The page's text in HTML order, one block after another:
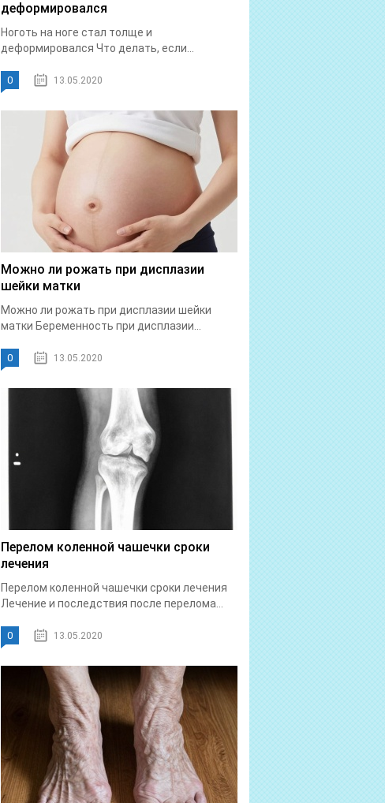
деформировался
Ноготь на ноге стал толще и
деформировался Что делать, если...
0 13.05.2020
Можно ли рожать при дисплазии
шейки матки
Можно ли рожать при дисплазии шейки
матки Беременность при дисплазии...
0 13.05.2020
Перелом коленной чашечки сроки
лечения
Перелом коленной чашечки сроки лечения
Лечение и последствия после перелома...
0 13.05.2020